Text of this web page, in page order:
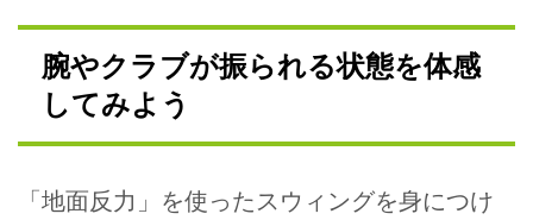
腕やクラブが振られる状態を体感
してみよう
「地面反力」を使ったスウィングを身につけ